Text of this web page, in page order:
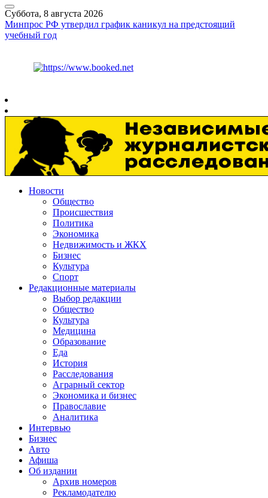
Суббота, 8 августа 2026
Минпрос РФ утвердил график каникул на предстоящий
учебный год
Новости
Общество
Происшествия
Политика
Экономика
Недвижимость и ЖКХ
Бизнес
Культура
Спорт
Редакционные материалы
Выбор редакции
Общество
Культура
Медицина
Образование
Еда
История
Расследования
Аграрный сектор
Экономика и бизнес
Православие
Аналитика
Интервью
Бизнес
Авто
Афиша
Об издании
Архив номеров
Рекламодателю